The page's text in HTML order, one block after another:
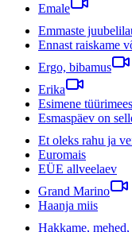
Emale
Emmaste
Ennast raiskame
Ergo, bibamus
Erika
Esimene tüürimees
Esmaspäev on
Et oleks rahu ja
Euromais
EÜE allveelaev
Grand Marino
Haanja miis
Hakkame, mehed,